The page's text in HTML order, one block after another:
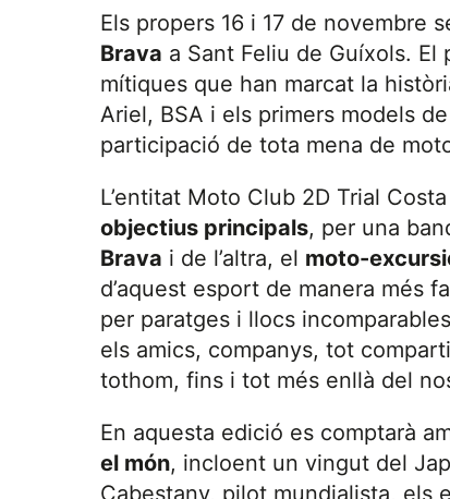
Els propers 16 i 17 de novembre
Brava a Sant Feliu de Guíxols.
mítiques que han marcat la
Ariel, BSA i els primers models
participació de tota mena de
L’entitat Moto Club 2D Trial
objectius principals, per una
Brava i de l’altra, el moto-
d’aquest esport de manera més
per paratges i llocs
els amics, companys, tot
tothom, fins i tot més enllà del
En aquesta edició es comptarà
el món, incloent un vingut del